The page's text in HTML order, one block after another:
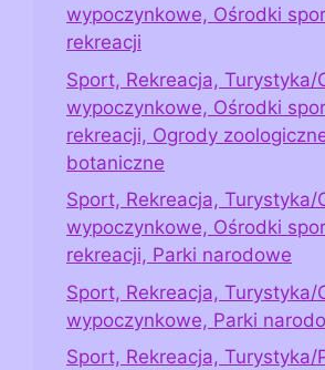
wypoczynkowe, Ośrodki
rekreacji
Sport, Rekreacja, Turystyka/
wypoczynkowe, Ośrodki
rekreacji, Ogrody
botaniczne
Sport, Rekreacja, Turystyka/
wypoczynkowe, Ośrodki
rekreacji, Parki narodowe
Sport, Rekreacja, Turystyka/
wypoczynkowe, Parki
Sport, Rekreacja, Turystyka/